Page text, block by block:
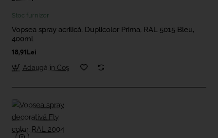
Stoc furnizor
Vopsea spray acrilică, Duplicolor Prima, RAL 5015 Bleu,
400ml
18,91Lei
Adaugă în Coş